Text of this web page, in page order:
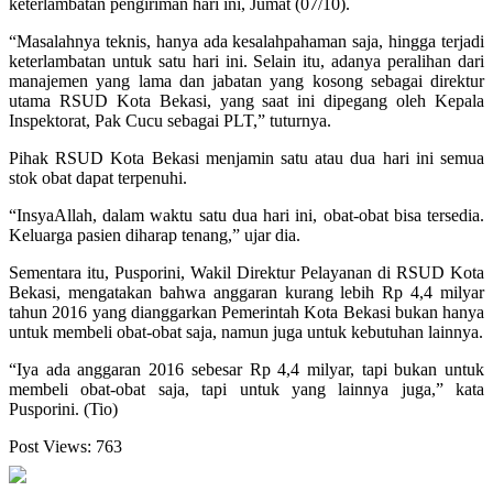
keterlambatan pengiriman hari ini, Jumat (07/10).
“Masalahnya teknis, hanya ada kesalahpahaman saja, hingga terjadi
keterlambatan untuk satu hari ini. Selain itu, adanya peralihan dari
manajemen yang lama dan jabatan yang kosong sebagai direktur
utama RSUD Kota Bekasi, yang saat ini dipegang oleh Kepala
Inspektorat, Pak Cucu sebagai PLT,” tuturnya.
Pihak RSUD Kota Bekasi menjamin satu atau dua hari ini semua
stok obat dapat terpenuhi.
“InsyaAllah, dalam waktu satu dua hari ini, obat-obat bisa tersedia.
Keluarga pasien diharap tenang,” ujar dia.
Sementara itu, Pusporini, Wakil Direktur Pelayanan di RSUD Kota
Bekasi, mengatakan bahwa anggaran kurang lebih Rp 4,4 milyar
tahun 2016 yang dianggarkan Pemerintah Kota Bekasi bukan hanya
untuk membeli obat-obat saja, namun juga untuk kebutuhan lainnya.
“Iya ada anggaran 2016 sebesar Rp 4,4 milyar, tapi bukan untuk
membeli obat-obat saja, tapi untuk yang lainnya juga,” kata
Pusporini. (Tio)
Post Views: 763